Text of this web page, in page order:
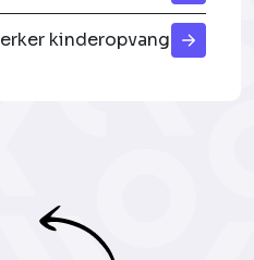
kinderopvang